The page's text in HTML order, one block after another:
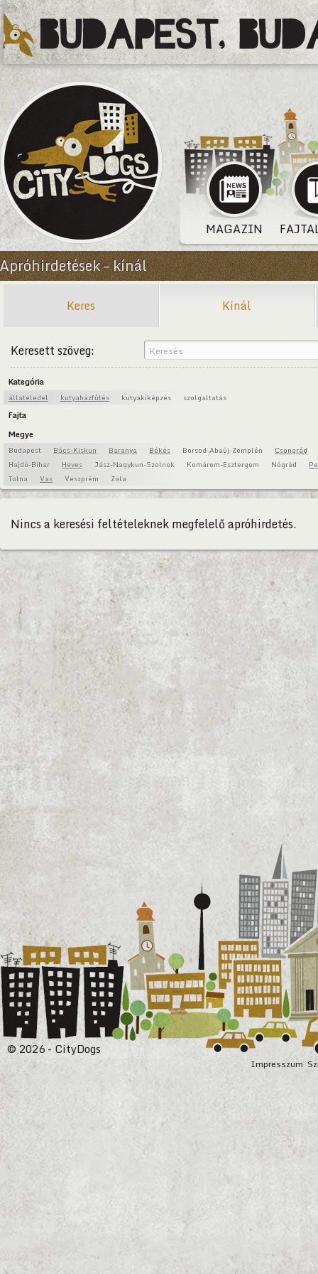
MAGAZIN
Apróhirdetések – kínál
Keres Kínál
Keresett szöveg:
Kategória
állateledel kutyaházfűtés kutyakiképzés szolgaltatás
Fajta
Megye
Budapest Bács-Kiskun Baranya Békés Borsod-Abaúj-Zemplén
Csongrád
Hajdú-Bihar
Heves Jász-Nagykun-Szolnok Komárom-Esztergom Nógrád
Tolna
Vas Veszprém Zala
Nincs a keresési feltételeknek megfelelő apróhirdetés.
Impresszum
© 2026 - CityDogs